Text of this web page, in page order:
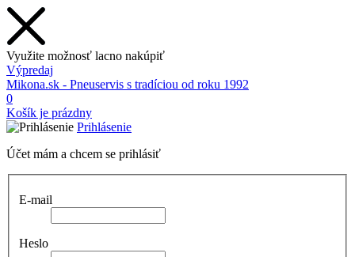
Využite možnosť lacno nakúpiť
Výpredaj
Mikona.sk - Pneuservis s tradíciou od roku 1992
0
Košík je prázdny
Prihlásenie
Účet mám a chcem se prihlásiť
E-mail
Heslo